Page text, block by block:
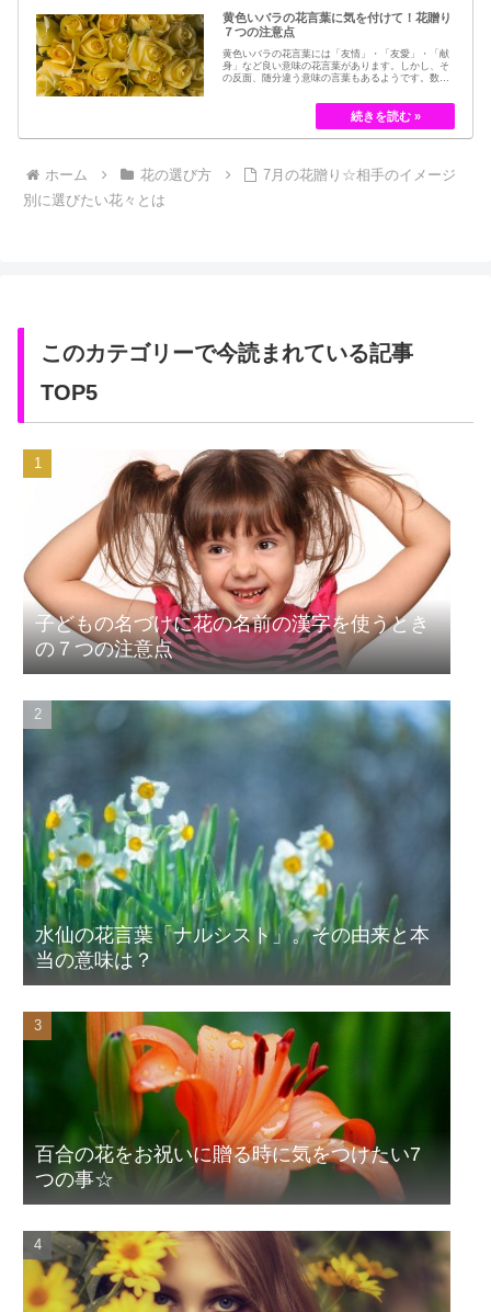
黄色いバラの花言葉に気を付けて！花贈り
７つの注意点
黄色いバラの花言葉には「友情」・「友愛」・「献
身」など良い意味の花言葉があります。しかし、そ
の反面、随分違う意味の言葉もあるようです。数多
ローズである「ハイブリット・ティー」の中には、
黄色のバラというのは、存在していませんでした。
しかし、フランスの園芸家ジョセフ・ペルネ＝デ…
ホーム 花の選び方
7月の花贈り☆相手のイメージ
別に選びたい花々とは
このカテゴリーで今読まれている記事
TOP5
子どもの名づけに花の名前の漢字を使うとき
の７つの注意点
水仙の花言葉「ナルシスト」。その由来と本
当の意味は？
百合の花をお祝いに贈る時に気をつけたい7
つの事☆